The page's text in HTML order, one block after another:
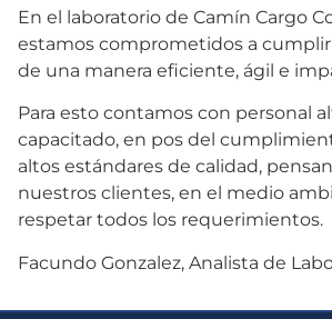
En el laboratorio de Camín Cargo
estamos comprometidos a
de una manera eficiente, ágil e
Para esto contamos con personal
capacitado, en pos del
altos estándares de calidad,
nuestros clientes, en el medio
respetar todos los requerimientos.
Facundo Gonzalez, Analista de